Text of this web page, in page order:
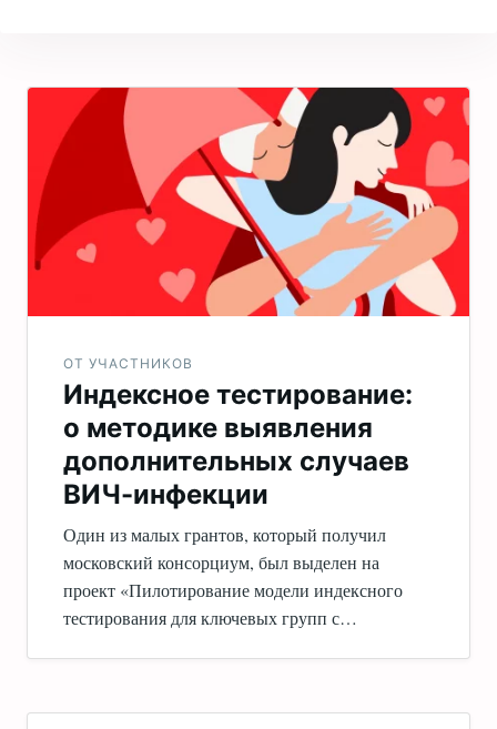
ОТ УЧАСТНИКОВ
Индексное тестирование:
о методике выявления
дополнительных случаев
ВИЧ-инфекции
Один из малых грантов, который получил
московский консорциум, был выделен на
проект «Пилотирование модели индексного
тестирования для ключевых групп с…